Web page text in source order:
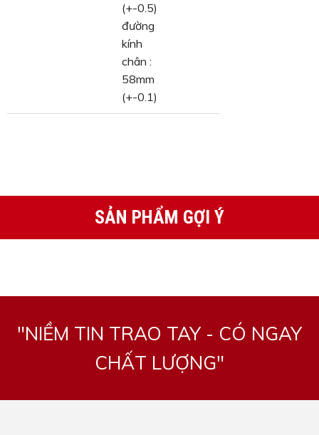
(+-0.5)
đường
kính
chân :
58mm
(+-0.1)
SẢN PHẨM GỢI Ý
"NIỀM TIN TRAO TAY - CÓ NGAY
CHẤT LƯỢNG"